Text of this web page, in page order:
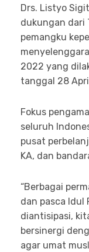
Drs. Listyo
dukungan dari
pemangku
2022 yang
tanggal 28
Fokus
seluruh
pusat
KA, dan
“Berbagai
dan pasca
diantisipasi,
bersinergi
agar umat